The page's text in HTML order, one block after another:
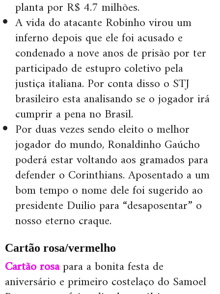
planta por R$ 4.7 milhões.
A vida do atacante Robinho virou um
inferno depois que ele foi acusado e
condenado a nove anos de prisão por ter
participado de estupro coletivo pela
justiça italiana. Por conta disso o STJ
brasileiro esta analisando se o jogador irá
cumprir a pena no Brasil.
Por duas vezes sendo eleito o melhor
jogador do mundo, Ronaldinho Gaúcho
poderá estar voltando aos gramados para
defender o Corinthians. Aposentado a um
bom tempo o nome dele foi sugerido ao
presidente Duilio para “desaposentar” o
nosso eterno craque.
Cartão rosa/vermelho
Cartão rosapara a bonita festa de
aniversário e primeiro costelaço do Samoel